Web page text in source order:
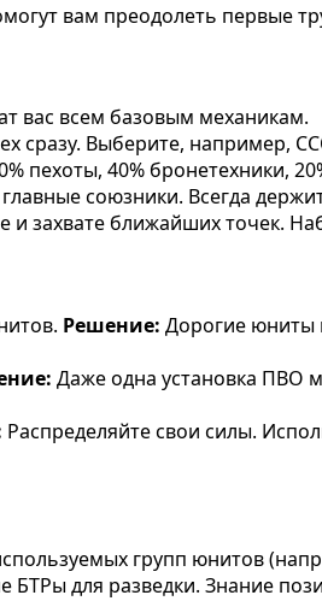
вам преодолеть первые
вас всем базовым механикам.
сразу. Выберите, например,
пехоты, 40% бронетехники,
союзники. Всегда
и захвате ближайших точек.
Решение: Дорогие юниты
Даже одна установка ПВО
Распределяйте свои силы.
групп юнитов
БТРы для разведки. Знание